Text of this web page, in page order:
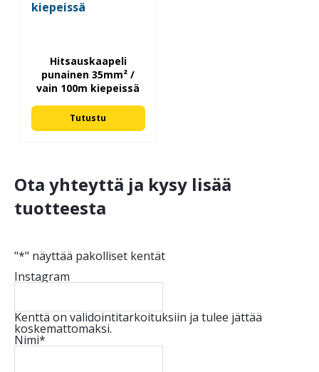
Hitsauskaapeli
punainen 35mm² /
vain 100m kiepeissä
Tutustu
Ota yhteyttä ja kysy lisää
tuotteesta
"*" näyttää pakolliset kentät
Instagram
Kenttä on validointitarkoituksiin ja tulee jättää
koskemattomaksi.
Nimi*